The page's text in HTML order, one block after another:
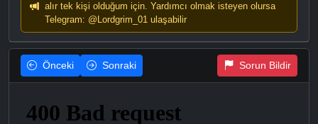
alır tek kişi olduğum için. Yardımcı olmak isteyen olursa
Telegram: @Lordgrim_01 ulaşabilir
Önceki Sonraki Sorun Bildir